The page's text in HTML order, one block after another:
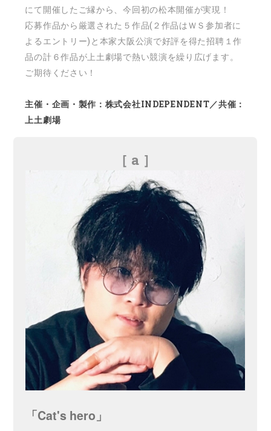
にて開催したご縁から、今回初の松本開催が実現！
応募作品から厳選された５作品(２作品はＷＳ参加者に
よるエントリー)と本家大阪公演で好評を得た招聘１作
品の計６作品が上土劇場で熱い競演を繰り広げます。
ご期待ください！
主催・企画・製作：株式会社INDEPENDENT／共催：
上土劇場
［ a ］
「Cat's hero」